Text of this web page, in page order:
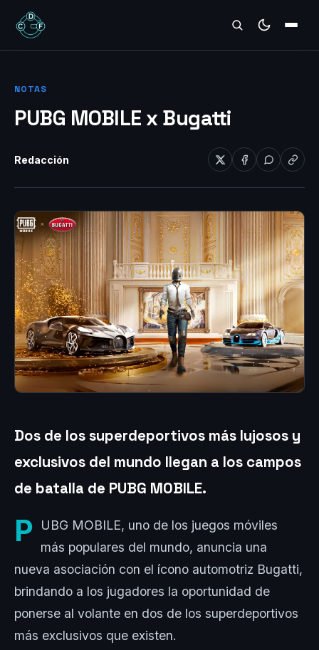
REVIEWS
NOTAS
PUBG MOBILE x Bugatti
Redacción
Dos de los superdeportivos más lujosos y
exclusivos del mundo llegan a los campos
de batalla de PUBG MOBILE.
P
UBG MOBILE, uno de los juegos móviles
más populares del mundo, anuncia una
nueva asociación con el ícono automotriz Bugatti,
brindando a los jugadores la oportunidad de
ponerse al volante en dos de los superdeportivos
más exclusivos que existen.